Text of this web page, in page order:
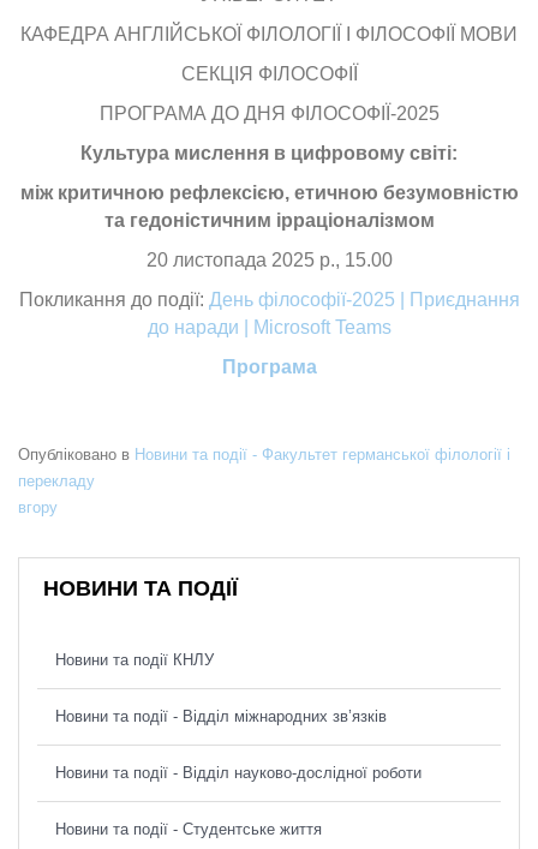
КАФЕДРА АНГЛІЙСЬКОЇ ФІЛОЛОГІЇ І ФІЛОСОФІЇ МОВИ
СЕКЦІЯ ФІЛОСОФІЇ
ПРОГРАМА ДО ДНЯ ФІЛОСОФІЇ-2025
Культура мислення в цифровому світі:
між критичною рефлексією, етичною безумовністю
та гедоністичним ірраціоналізмом
20 листопада 2025 р., 15.00
Покликання до події: День філософії-2025 | Приєднання
до наради | Microsoft Teams
Програма
Опубліковано в Новини та події - Факультет германської філології і
перекладу
вгору
НОВИНИ ТА ПОДІЇ
Новини та події КНЛУ
Новини та події - Відділ міжнародних зв’язків
Новини та події - Відділ науково-дослідної роботи
Новини та події - Студентське життя